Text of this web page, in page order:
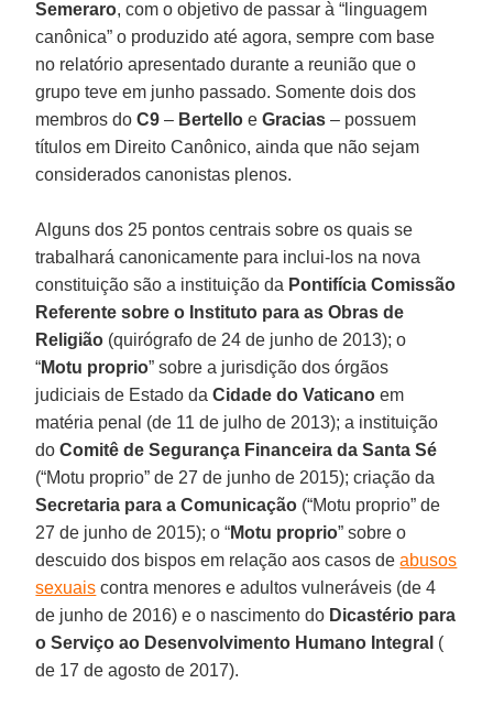
Semeraro, com o objetivo de passar à “linguagem
canônica” o produzido até agora, sempre com base
no relatório apresentado durante a reunião que o
grupo teve em junho passado. Somente dois dos
membros doC9 – Bertello eGracias – possuem
títulos em Direito Canônico, ainda que não sejam
considerados canonistas plenos.
Alguns dos 25 pontos centrais sobre os quais se
trabalhará canonicamente para inclui-los na nova
constituição são a instituição da Pontifícia Comissão
Referente sobre o Instituto para as Obras de
Religião (quirógrafo de 24 de junho de 2013); o
“Motu proprio” sobre a jurisdição dos órgãos
judiciais de Estado daCidade do Vaticano em
matéria penal (de 11 de julho de 2013); a instituição
doComitê de Segurança Financeira da Santa Sé
(“Motu proprio” de 27 de junho de 2015); criação da
Secretaria para a Comunicação (“Motu proprio” de
27 de junho de 2015); o “Motu proprio” sobre o
descuido dos bispos em relação aos casos deabusos
sexuais contra menores e adultos vulneráveis (de 4
de junho de 2016) e o nascimento do Dicastério para
o Serviço ao Desenvolvimento Humano Integral (
de 17 de agosto de 2017).